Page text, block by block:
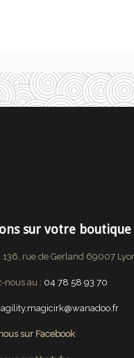
sur votre boutique
136, rue de Gerland 69007
nous au : 04 78 58 93 70
agility.magicirk@wanadoo.fr
sur Facebook